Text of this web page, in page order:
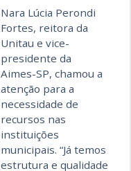
Nara Lúcia Perondi
Fortes, reitora da
Unitau e vice-
presidente da
Aimes-SP, chamou a
atenção para a
necessidade de
recursos nas
instituições
municipais. “Já temos
estrutura e qualidade